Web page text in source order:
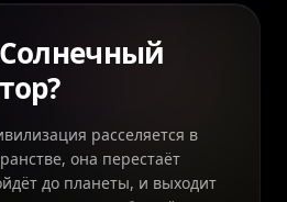
расселяется в
она перестаёт
до планеты, и выходит